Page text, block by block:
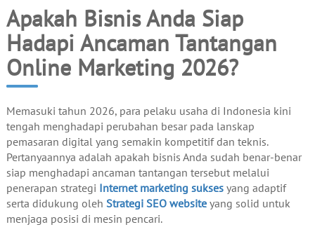
Apakah Bisnis Anda Siap
Hadapi Ancaman Tantangan
Online Marketing 2026?
Memasuki tahun 2026, para pelaku usaha di Indonesia kini
tengah menghadapi perubahan besar pada lanskap
pemasaran digital yang semakin kompetitif dan teknis.
Pertanyaannya adalah apakah bisnis Anda sudah benar-benar
siap menghadapi ancaman tantangan tersebut melalui
penerapan strategi Internet marketing suksesyang adaptif
serta didukung oleh Strategi SEO websiteyang solid untuk
menjaga posisi di mesin pencari.